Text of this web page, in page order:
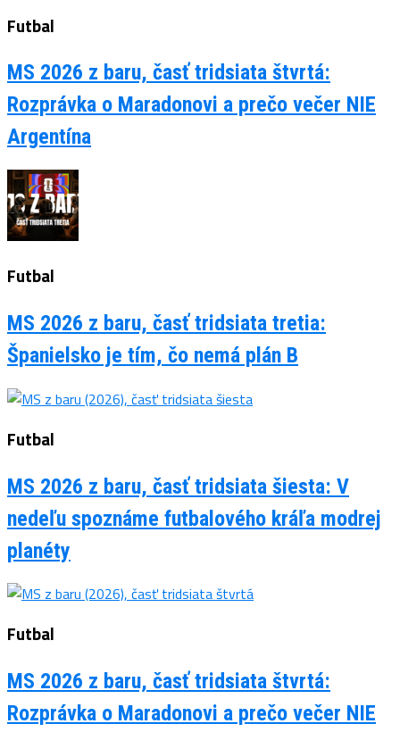
Futbal
MS 2026 z baru, časť tridsiata štvrtá:
Rozprávka o Maradonovi a prečo večer NIE
Argentína
Futbal
MS 2026 z baru, časť tridsiata tretia:
Španielsko je tím, čo nemá plán B
Futbal
MS 2026 z baru, časť tridsiata šiesta: V
nedeľu spoznáme futbalového kráľa modrej
planéty
Futbal
MS 2026 z baru, časť tridsiata štvrtá:
Rozprávka o Maradonovi a prečo večer NIE